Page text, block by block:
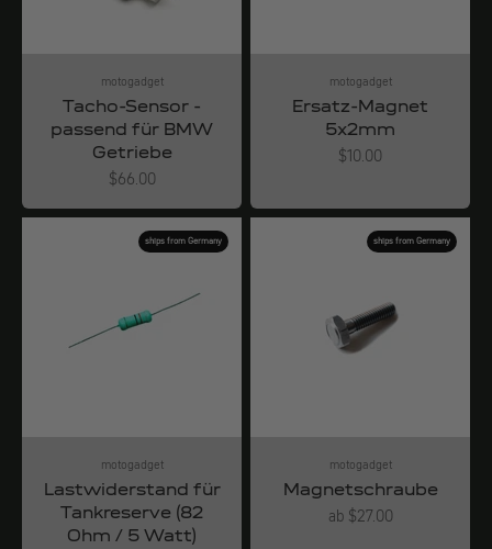
motogadget
Tacho-Sensor -
passend für BMW
Getriebe
Angebot
$66.00
motogadget
Ersatz-Magnet
5x2mm
Angebot
$10.00
ships from Germany
motogadget
Lastwiderstand für
Tankreserve (82
Ohm / 5 Watt)
ships from Germany
motogadget
Magnetschraube
Angebot
ab $27.00